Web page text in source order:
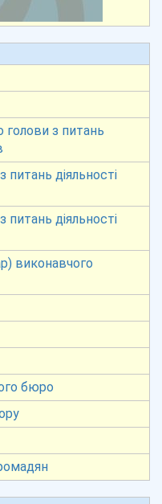
з питань
діяльності
діяльності
виконавчого
бюро